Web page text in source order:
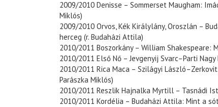
2009/2010 Denisse – Sommerset Maugham:
Miklós)
2009/2010 Orvos, Kék Királylány, Oroszlán –
herceg (r. Budaházi Attila)
2010/2011 Boszorkány – William Shakespeare:
2010/2011 Első Nő – Jevgenyij Svarc–Parti
2010/2011 Rica Maca – Szilágyi
Parászka Miklós)
2010/2011 Reszlik Hajnalka Myrtill – Tasnádi
2010/2011 Kordélia – Budaházi Attila: Mint a